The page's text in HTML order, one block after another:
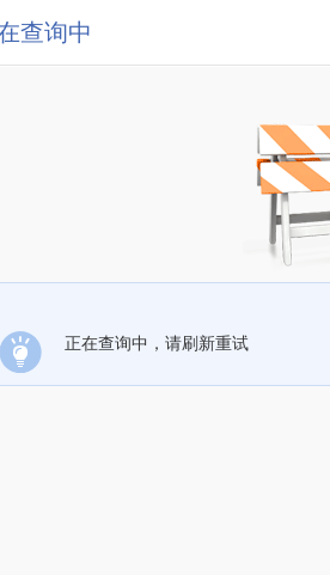
查询中
正在查询中，请刷新重试